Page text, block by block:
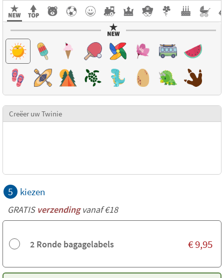
Creëer uw Twinie
5 kiezen
GRATISverzendingvanaf €18
2 Ronde bagagelabels €9,95